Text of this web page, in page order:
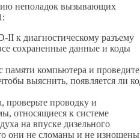
неполадок вызывающих
II к диагностическому разъему
сохраненные данные и коды
компьютера и проведите
выяснить, появляется ли
проверьте проводку и
относящиеся к системе
на впуске дизельного
они не сломаны и не